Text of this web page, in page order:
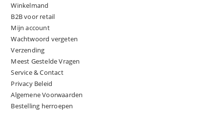
Winkelmand
B2B voor retail
Mijn account
Wachtwoord vergeten
Verzending
Meest Gestelde Vragen
Service & Contact
Privacy Beleid
Algemene Voorwaarden
Bestelling herroepen